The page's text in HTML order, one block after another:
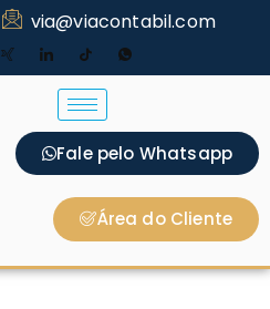
via@viacontabil.com
Fale pelo Whatsapp
Área do Cliente